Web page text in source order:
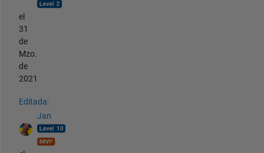
el
31
de
Mzo.
de
2021
Editada:
Jan